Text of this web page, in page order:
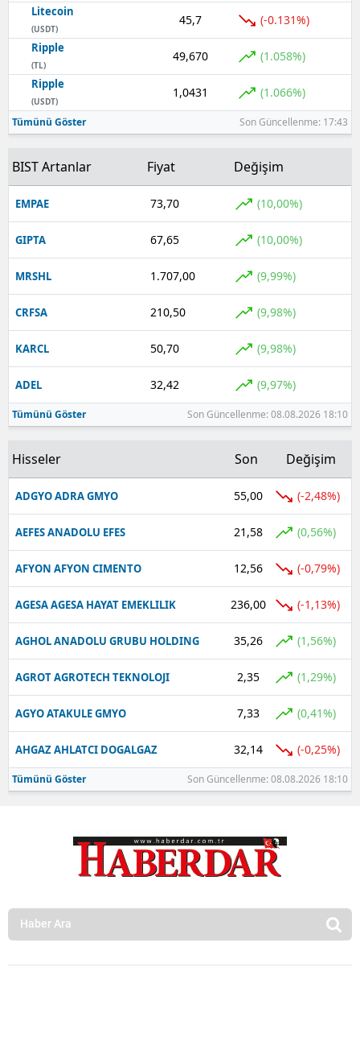
Litecoin
(USDT)
45,7 (-0.131%)
Ripple
(TL)
49,670 (1.058%)
Ripple
(USDT)
1,0431 (1.066%)
Tümünü Göster Son Güncellenme: 17:43
BIST Artanlar Fiyat Değişim
EMPAE 73,70 (10,00%)
GIPTA 67,65 (10,00%)
MRSHL 1.707,00 (9,99%)
CRFSA 210,50 (9,98%)
KARCL 50,70 (9,98%)
ADEL 32,42 (9,97%)
Tümünü Göster Son Güncellenme: 08.08.2026 18:10
Hisseler Son Değişim
ADGYO ADRA GMYO 55,00 (-2,48%)
AEFES ANADOLU EFES 21,58 (0,56%)
AFYON AFYON CIMENTO 12,56 (-0,79%)
AGESA AGESA HAYAT EMEKLILIK 236,00 (-1,13%)
AGHOL ANADOLU GRUBU HOLDING 35,26 (1,56%)
AGROT AGROTECH TEKNOLOJI 2,35 (1,29%)
AGYO ATAKULE GMYO 7,33 (0,41%)
AHGAZ AHLATCI DOGALGAZ 32,14 (-0,25%)
Tümünü Göster Son Güncellenme: 08.08.2026 18:10